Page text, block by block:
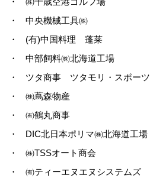
・
中央機械工具㈱
・
(有)中国料理 蓬莱
・
中部飼料㈱北海道工場
・
ツタ商事 ツタモリ・スポーツ
・
㈱蔦森物産
・
㈲鶴丸商事
・
DIC北日本ポリマ㈱北海道工場
・
㈱TSSオート商会
・
㈲ティーエヌエヌシステムズ